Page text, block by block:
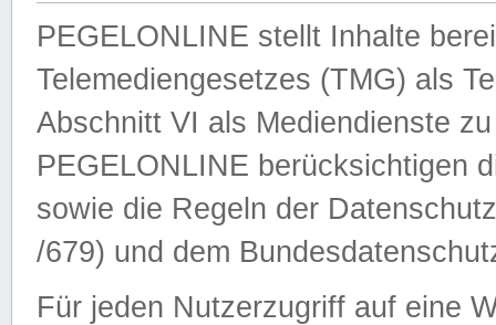
PEGELONLINE stellt Inhalte
Telemediengesetzes (TMG) als
Abschnitt VI als Mediendienste
PEGELONLINE berücksichtigen
sowie die Regeln der
/679) und dem
Für jeden Nutzerzugriff auf eine